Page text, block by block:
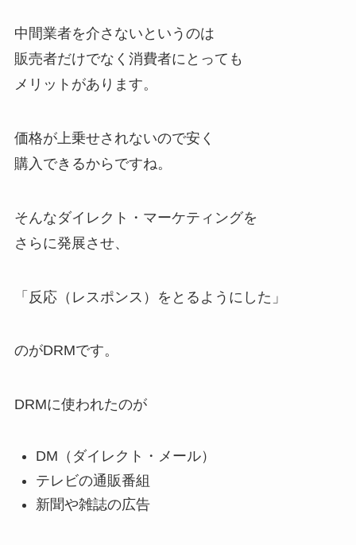
中間業者を介さないというのは
販売者だけでなく消費者にとっても
メリットがあります。
価格が上乗せされないので安く
購入できるからですね。
そんなダイレクト・マーケティングを
さらに発展させ、
「反応（レスポンス）をとるようにした」
のがDRMです。
DRMに使われたのが
DM（ダイレクト・メール）
テレビの通販番組
新聞や雑誌の広告